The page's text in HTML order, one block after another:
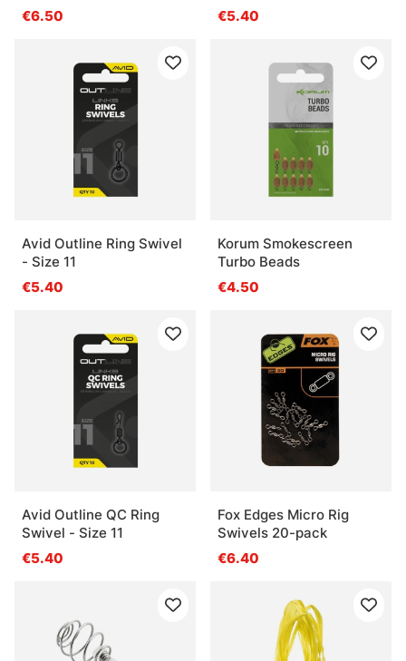
€6.50 €5.40
Avid Outline Ring Swivel
- Size 11
€5.40
Korum Smokescreen
Turbo Beads
€4.50
Avid Outline QC Ring
Swivel - Size 11
€5.40
Fox Edges Micro Rig
Swivels 20-pack
€6.40